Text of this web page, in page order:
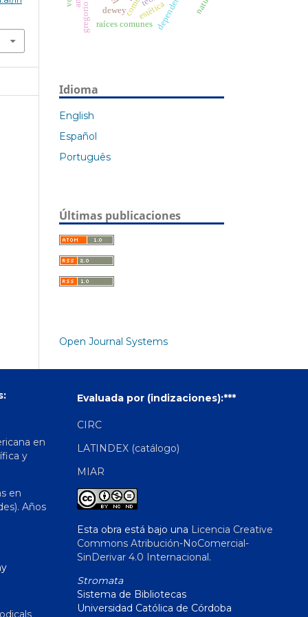
dewey estética
raíces comunes
Idioma
English
Español
Português
Últimas publicaciones
Open Journal Systems
en
y
en
Años
Evaluada por (indizaciones):***
CIRC
LATINDEX (catálogo)
MIAR
Esta obra está bajo una Licencia Creative
Commons Atribución-NoComercial-
SinDerivar 4.0 Internacional.
Stromata
Sistema de Bibliotecas
Universidad Católica de Córdoba